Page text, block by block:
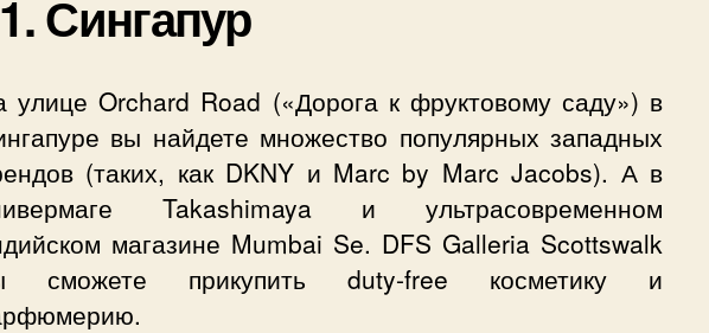
Сингапур
улице Orchard Road («Дорога к фруктовому саду») в
вы найдете множество популярных западных
(таких, как DKNY и Marc by Marc Jacobs). А в
Takashimaya и ультрасовременном
магазине Mumbai Se. DFS Galleria Scottswalk
сможете прикупить duty-free косметику и